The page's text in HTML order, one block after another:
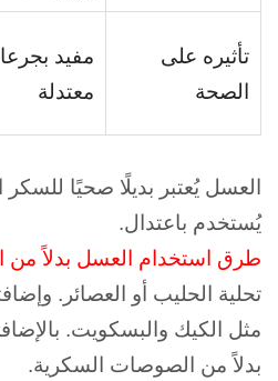
تأثيره على
الصحة
مفيد
معتدلة
العسل يُعتبر بديلًا صحيًا
يُستخدم باعتدال.
طرق استخدام العسل بدلاً من
تحلية الحليب أو العصائر. و
مثل الكيك والبسكويت.
بدلاً من الصوصات السكرية.